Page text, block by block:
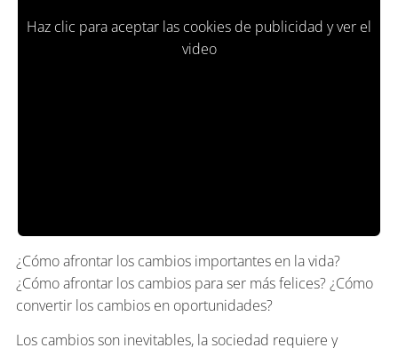
Haz clic para aceptar las cookies de publicidad y ver el
video
¿Cómo afrontar los cambios importantes en la vida?
¿Cómo afrontar los cambios para ser más felices? ¿Cómo
convertir los cambios en oportunidades?
Los cambios son inevitables, la sociedad requiere y